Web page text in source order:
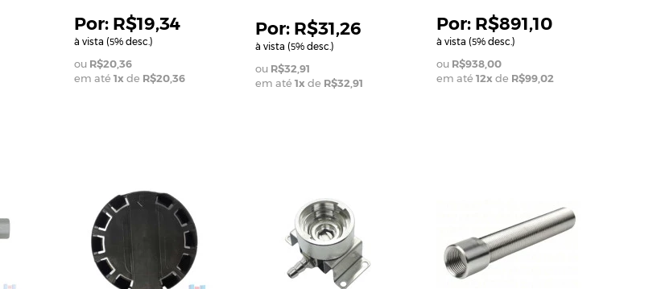
R$19,34
à vista (5% desc.)
R$20,36
em até 1x de R$20,36
R$31,26
à vista (5% desc.)
R$32,91
em até 1x de R$32,91
R$891,10
à vista (5% desc.)
R$938,00
em até 12x de R$99,02